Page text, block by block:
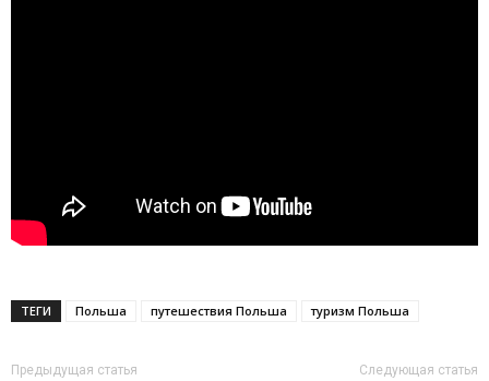
ТЕГИ Польша путешествия Польша туризм Польша
Предыдущая статья Следующая статья